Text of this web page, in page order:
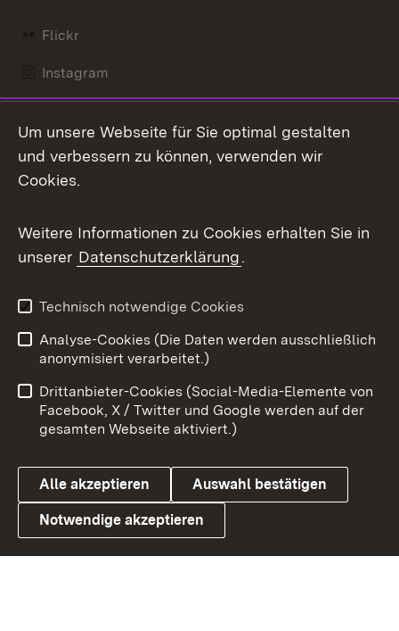
Flickr
Instagram
Mastodon
Messenger
Social Wall
X / Twitter
Youtube
Link zum Landesportal
Benutzungshinweise
Barrierefreiheit
Datenschutz
Cookies
Um unsere Webseite für Sie optimal gestalten
und verbessern zu können, verwenden wir
Cookies.
Weitere Informationen zu Cookies erhalten Sie in
unserer Datenschutzerklärung.
Technisch notwendige Cookies
Analyse-Cookies (Die Daten werden ausschließlich
anonymisiert verarbeitet.)
Drittanbieter-Cookies (Social-Media-Elemente von
Facebook, X / Twitter und Google werden auf der
gesamten Webseite aktiviert.)
Alle akzeptieren Auswahl bestätigen
Notwendige akzeptieren